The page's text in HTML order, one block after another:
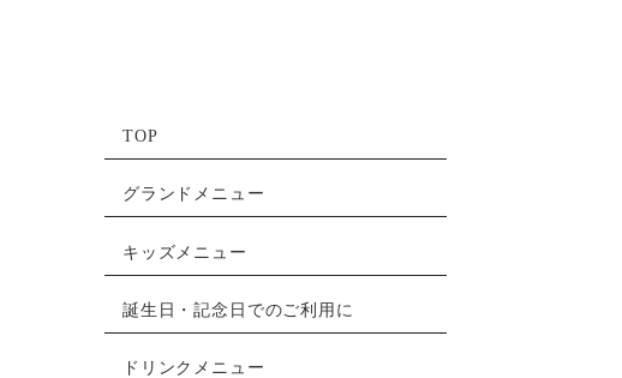
TOP
グランドメニュー
キッズメニュー
誕生日・記念日でのご利用に
ドリンクメニュー